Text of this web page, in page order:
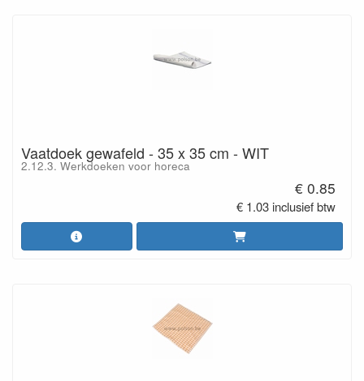
Vaatdoek gewafeld - 35 x 35 cm - WIT
2.12.3. Werkdoeken voor horeca
€ 0.85
€ 1.03 inclusief btw